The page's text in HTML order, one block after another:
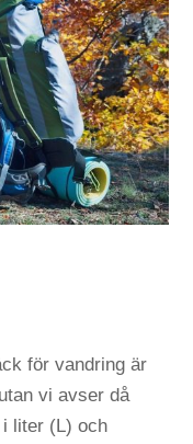
för vandring är
vi avser då
liter (L) och